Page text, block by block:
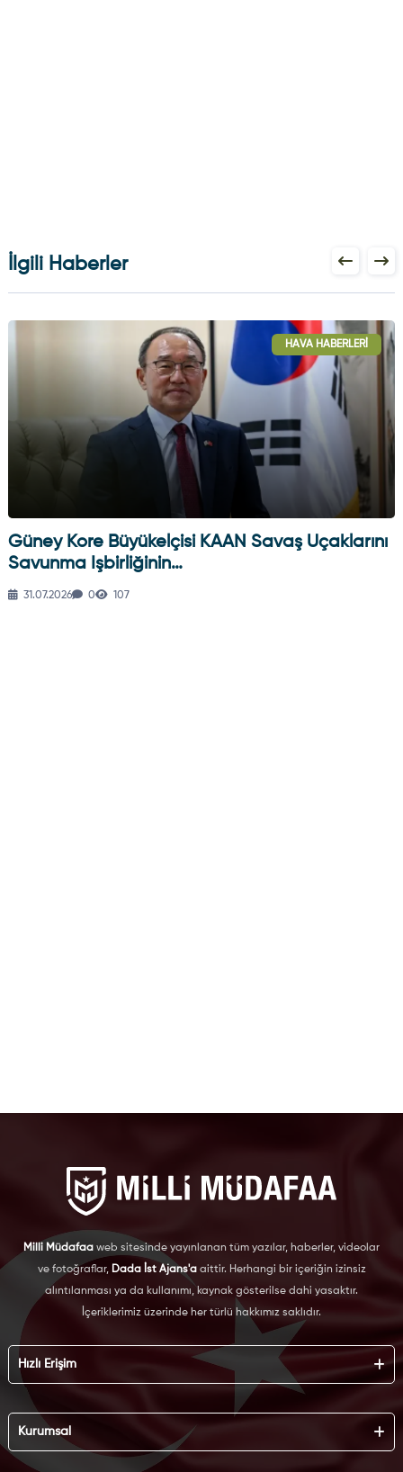
İlgili Haberler
HAVA HABERLERI
Güney Kore Büyükelçisi KAAN Savaş Uçaklarını
Savunma Işbirliğinin…
31.07.2026 0 107
Milli Müdafaa web sitesinde yayınlanan tüm yazılar, haberler, videolar
ve fotoğraflar, Dada İst Ajans'aaittir. Herhangi bir içeriğin izinsiz
alıntılanması ya da kullanımı, kaynak gösterilse dahi yasaktır.
İçeriklerimiz üzerinde her türlü hakkımız saklıdır.
Hızlı Erişim
Künye
Reklam
Kurumsal